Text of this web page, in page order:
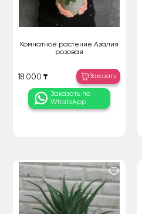
Комнатное растение Азалия
розовая
18 000 ₸ Заказать
Заказать по
WhatsApp